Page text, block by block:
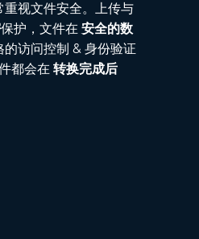
视文件安全。上传与
保护，文件在 安全的数
访问控制 & 身份验证
都会在 转换完成后